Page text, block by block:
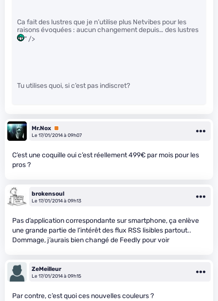
Ca fait des lustres que je n’utilise plus Netvibes pour les
raisons évoquées : aucun changement depuis… des lustres
" />
Tu utilises quoi, si c’est pas indiscret?
Mr.Nox Premium
Le 17/01/2014 à 09h07
C’est une coquille oui c’est réellement 499€ par mois pour les
pros ?
brokensoul
Le 17/01/2014 à 09h13
Pas d’application correspondante sur smartphone, ça enlève
une grande partie de l’intérêt des flux RSS lisibles partout..
Dommage, j’aurais bien changé de Feedly pour voir
ZeMeilleur
Le 17/01/2014 à 09h15
Par contre, c’est quoi ces nouvelles couleurs ?